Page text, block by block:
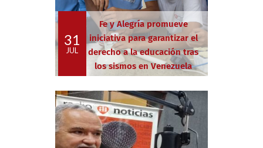
31
JUL
Fe y Alegría promueve
iniciativa para garantizar el
derecho a la educación tras
los sismos en Venezuela